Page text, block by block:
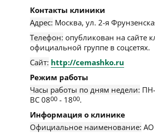
Контакты клиники
Адрес: Москва, ул. 2-я
Телефон: опубликован на сайте
официальной группе в соцсетях.
Сайт: http://cemashko.ru
Режим работы
Часы работы по дням недели:
ВС 0800 - 1800.
Информация о клинике
Официальное наименование: АО